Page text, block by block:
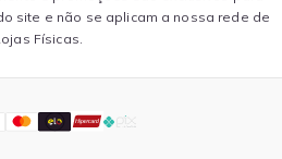
site e não se aplicam a nossa rede de
Físicas.